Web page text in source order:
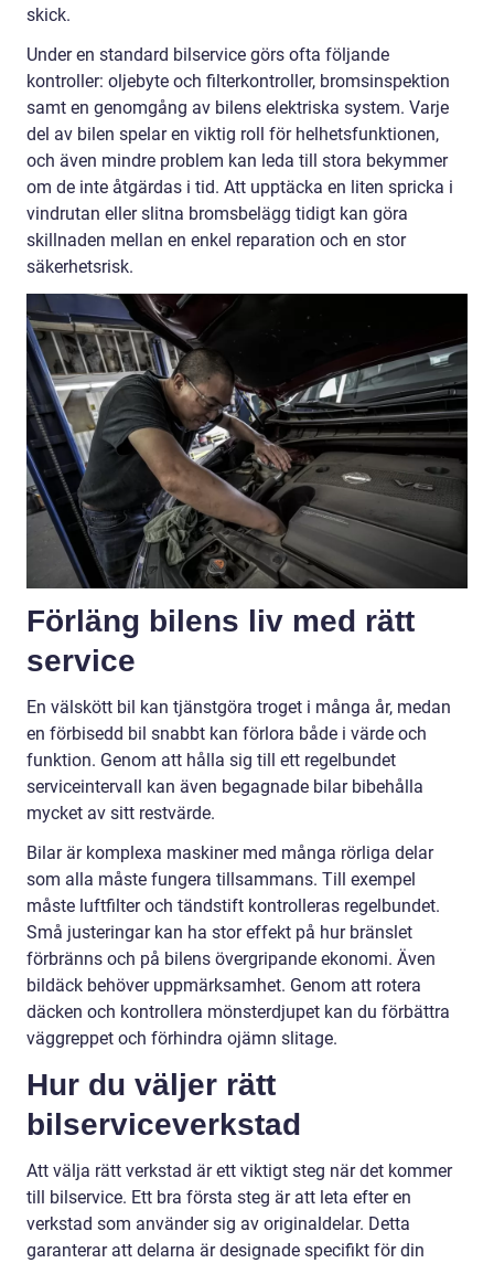
skick.
Under en standard bilservice görs ofta följande
kontroller: oljebyte och filterkontroller, bromsinspektion
samt en genomgång av bilens elektriska system. Varje
del av bilen spelar en viktig roll för helhetsfunktionen,
och även mindre problem kan leda till stora bekymmer
om de inte åtgärdas i tid. Att upptäcka en liten spricka i
vindrutan eller slitna bromsbelägg tidigt kan göra
skillnaden mellan en enkel reparation och en stor
säkerhetsrisk.
Förläng bilens liv med rätt
service
En välskött bil kan tjänstgöra troget i många år, medan
en förbisedd bil snabbt kan förlora både i värde och
funktion. Genom att hålla sig till ett regelbundet
serviceintervall kan även begagnade bilar bibehålla
mycket av sitt restvärde.
Bilar är komplexa maskiner med många rörliga delar
som alla måste fungera tillsammans. Till exempel
måste luftfilter och tändstift kontrolleras regelbundet.
Små justeringar kan ha stor effekt på hur bränslet
förbränns och på bilens övergripande ekonomi. Även
bildäck behöver uppmärksamhet. Genom att rotera
däcken och kontrollera mönsterdjupet kan du förbättra
väggreppet och förhindra ojämn slitage.
Hur du väljer rätt
bilserviceverkstad
Att välja rätt verkstad är ett viktigt steg när det kommer
till bilservice. Ett bra första steg är att leta efter en
verkstad som använder sig av originaldelar. Detta
garanterar att delarna är designade specifikt för din